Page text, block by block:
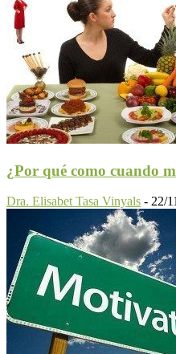
¿Por qué como cuando
Dra. Elisabet Tasa Vinyals - 22/